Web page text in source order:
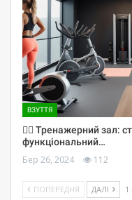
ВЗУТТЯ
🏋️‍♀️ Тренажерний зал:
функціональний…
Бер 26, 2024 112
ПОПЕРЕДНЯ ДАЛІ 1